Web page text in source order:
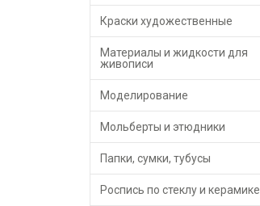
Краски художественные
Материалы и жидкости для
живописи
Моделирование
Мольберты и этюдники
Папки, сумки, тубусы
Роспись по стеклу и керамике